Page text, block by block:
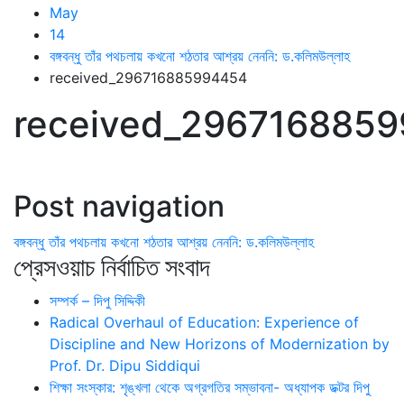
May
14
বঙ্গবন্ধু তাঁর পথচলায় কখনো শঠতার আশ্রয় নেননি: ড.কলিমউল্লাহ
received_296716885994454
Post navigation
বঙ্গবন্ধু তাঁর পথচলায় কখনো শঠতার আশ্রয় নেননি: ড.কলিমউল্লাহ
প্রেসওয়াচ নির্বাচিত সংবাদ
সম্পর্ক – দিপু সিদ্দিকী
Radical Overhaul of Education: Experience of
Discipline and New Horizons of Modernization by
Prof. Dr. Dipu Siddiqui
শিক্ষা সংস্কার: শৃঙ্খলা থেকে অগ্রগতির সম্ভাবনা- অধ্যাপক ডক্টর দিপু